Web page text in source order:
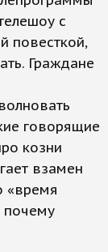
с
повесткой,
Граждане
говорящие
козни
взамен
«время
почему